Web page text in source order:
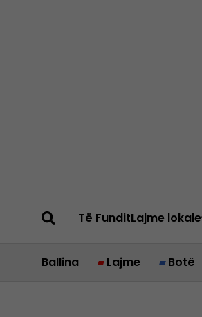
Të FunditLajme lokale
Ballina Lajme Botë